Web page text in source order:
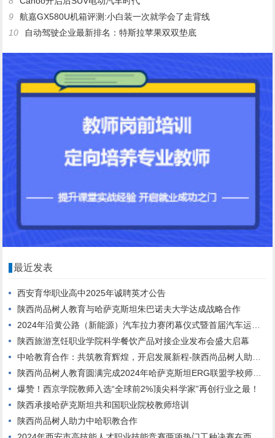
9
航嘉GX580U机箱评测:小白装一次就学会了走背线
10
自动驾驶企业最新排名：特斯拉苹果双双垫底
最近发表
西安育华职业高中2025年诚聘英才公告
陕西尚品树人教育与哈萨克斯坦朱巴诺夫大学达成战略合作
2024年沿黄公路（新能源）汽车拉力赛闭幕仪式暨首届汽车运动文体旅产业发展大会在西安汽车职业大学临潼校区举行
陕西旅游烹饪职业学院科学餐饮产品对接企业发布会盛大启幕
中哈教育合作：共筑教育辉煌，开启发展新程-陕西尚品树人助添光彩
陕西尚品树人教育圆满完成2024年哈萨克斯坦ERG联盟学校师生团队来华培训
爆赞！西京学院教师入选“全球前2%顶尖科学家”再创行业之最！
陕西承接哈萨克斯坦共和国职业院校教师培训
陕西尚品树人助力中哈职教合作